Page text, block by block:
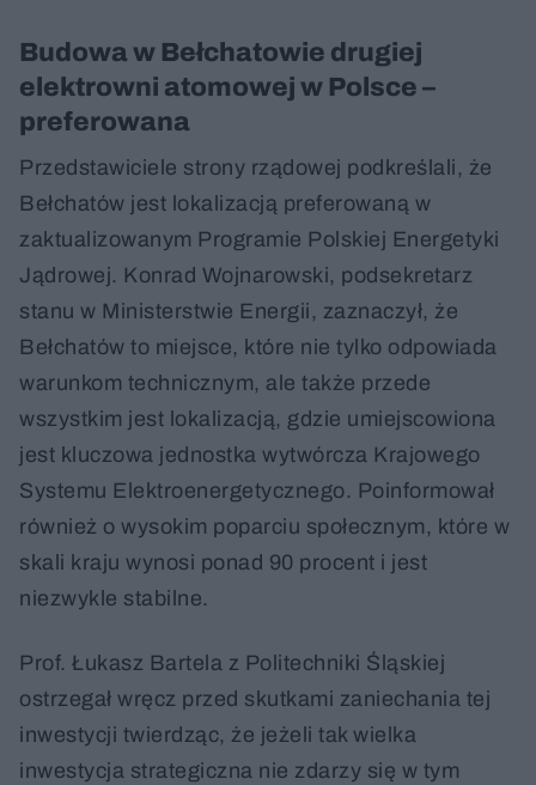
Budowa w Bełchatowie drugiej
elektrowni atomowej w Polsce –
preferowana
Przedstawiciele strony rządowej podkreślali, że
Bełchatów jest lokalizacją preferowaną w
zaktualizowanym Programie Polskiej Energetyki
Jądrowej. Konrad Wojnarowski, podsekretarz
stanu w Ministerstwie Energii, zaznaczył, że
Bełchatów to miejsce, które nie tylko odpowiada
warunkom technicznym, ale także przede
wszystkim jest lokalizacją, gdzie umiejscowiona
jest kluczowa jednostka wytwórcza Krajowego
Systemu Elektroenergetycznego. Poinformował
również o wysokim poparciu społecznym, które w
skali kraju wynosi ponad 90 procent i jest
niezwykle stabilne.
Prof. Łukasz Bartela z Politechniki Śląskiej
ostrzegał wręcz przed skutkami zaniechania tej
inwestycji twierdząc, że jeżeli tak wielka
inwestycja strategiczna nie zdarzy się w tym